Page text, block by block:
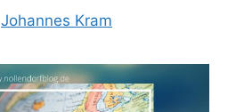
Johannes Kram